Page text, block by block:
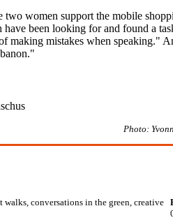
women support the mobile
been looking for and found a
making mistakes when
Photo:
conversations in the green, creative